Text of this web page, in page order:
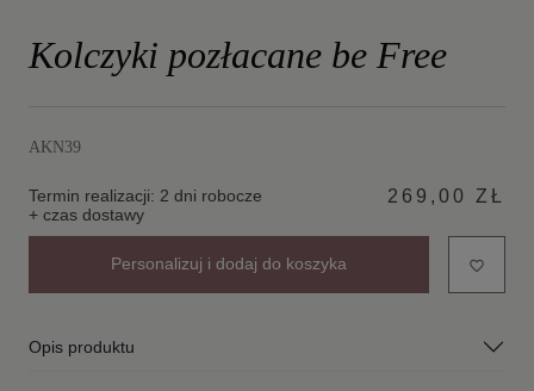
Kolczyki pozłacane be Free
AKN39
Termin realizacji: 2 dni robocze
+ czas dostawy
269,00 ZŁ
Personalizuj i dodaj do koszyka favorite_border
Opis produktu